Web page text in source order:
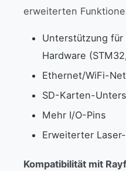
erweiterten
Unterstützung
Hardware
Ethernet/WiFi-
SD-Karten-
Mehr I/O-Pins
Erweiterter
Kompatibilität mit